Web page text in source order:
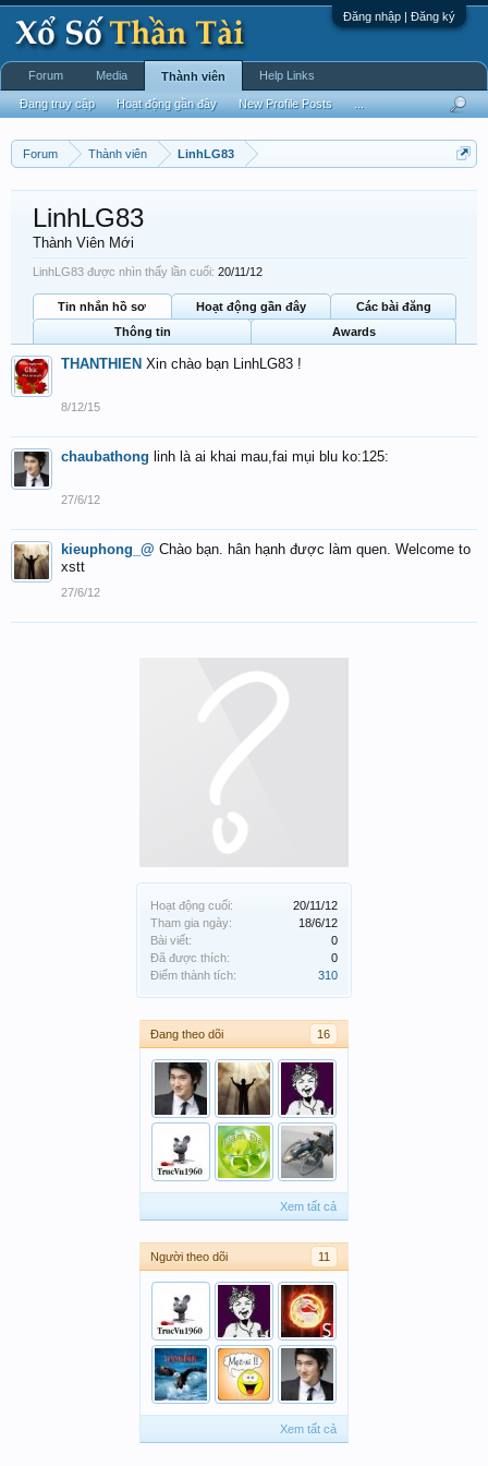
Đăng nhập | Đăng ký
Forum Thành viên LinhLG83
Hoạt động cuối:
20/11/12
Tham gia ngày:
18/6/12
Bài viết:
0
Đã được thích:
0
Điểm thành tích:
310
Đang theo dõi 16
Xem tất cả
Người theo dõi 11
Xem tất cả
LinhLG83
Thành Viên Mới
LinhLG83 được nhìn thấy lần cuối: 20/11/12
Tin nhắn hồ sơ Hoạt động gần đây
Các bài đăng
Thông tin
Awards
THANTHIEN Xin chào bạn LinhLG83 !
8/12/15
chaubathong linh là ai khai mau,fai mụi blu ko:125:
27/6/12
kieuphong_@ Chào bạn. hân hạnh được làm quen. Welcome to
xstt
27/6/12
Forum Media Thành viên
Đang truy cập Hoạt động gần đây New Profile Posts
Help Links